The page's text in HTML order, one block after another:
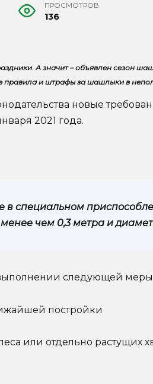
ПРОСМОТРОВ
136
А значит – объявлен сезон
правила и штрафы за шашлыки в
новые
2021 года.
в специальном
чем 0,3 метра и
следующей меры
постройки
или отдельно растущих